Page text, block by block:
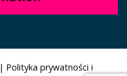
| Polityka prywatności i